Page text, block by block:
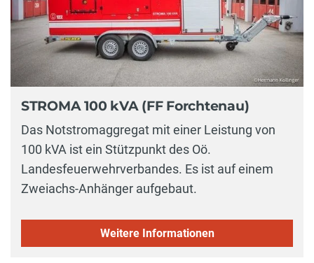
STROMA 100 kVA (FF Forchtenau)
Das Notstromaggregat mit einer Leistung von
100 kVA ist ein Stützpunkt des Oö.
Landesfeuerwehrverbandes. Es ist auf einem
Zweiachs-Anhänger aufgebaut.
Weitere Informationen